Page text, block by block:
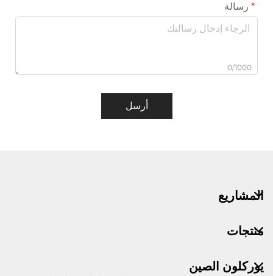
رسالة
0/1000
أرسل
المشاريع
منتجات
يوركلون الصين